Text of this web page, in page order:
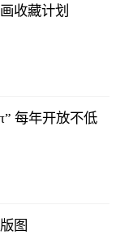
收藏计划
每年开放不低
图